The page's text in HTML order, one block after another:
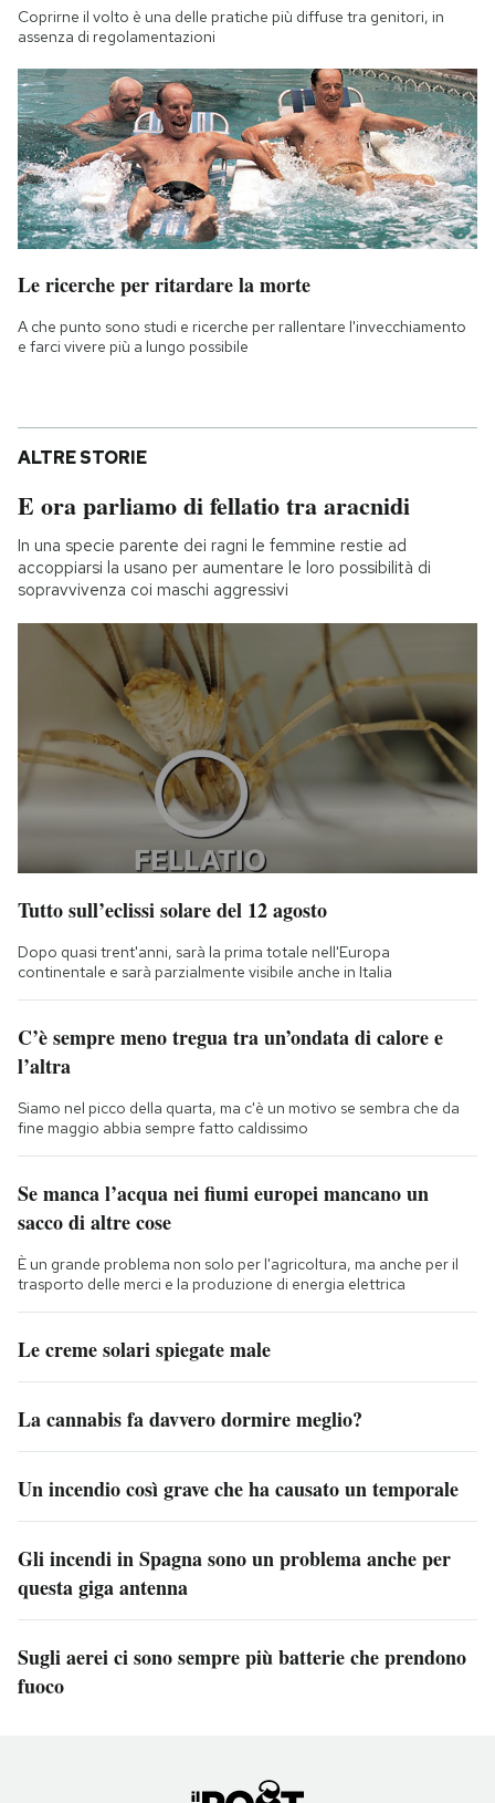
Coprirne il volto è una delle pratiche più diffuse tra genitori, in
assenza di regolamentazioni
Le ricerche per ritardare la morte
A che punto sono studi e ricerche per rallentare l'invecchiamento
e farci vivere più a lungo possibile
ALTRE STORIE
E ora parliamo di fellatio tra aracnidi
In una specie parente dei ragni le femmine restie ad
accoppiarsi la usano per aumentare le loro possibilità di
sopravvivenza coi maschi aggressivi
Tutto sull’eclissi solare del 12 agosto
Dopo quasi trent'anni, sarà la prima totale nell'Europa
continentale e sarà parzialmente visibile anche in Italia
C’è sempre meno tregua tra un’ondata di calore e
l’altra
Siamo nel picco della quarta, ma c'è un motivo se sembra che da
fine maggio abbia sempre fatto caldissimo
Se manca l’acqua nei fiumi europei mancano un
sacco di altre cose
È un grande problema non solo per l'agricoltura, ma anche per il
trasporto delle merci e la produzione di energia elettrica
Le creme solari spiegate male
La cannabis fa davvero dormire meglio?
Un incendio così grave che ha causato un temporale
Gli incendi in Spagna sono un problema anche per
questa giga antenna
Sugli aerei ci sono sempre più batterie che prendono
fuoco